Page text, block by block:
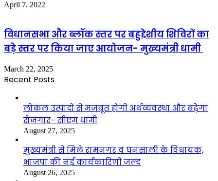
April 7, 2022
विधानसभा और ब्लॉक स्तर पर बहुद्देशीय शिविरों का
बड़े स्तर पर किया जाए आयोजन- मुख्यमंत्री धामी
March 22, 2025
Recent Posts
लोकल उत्पादों से मजबूत होगी अर्थव्यवस्था और बढ़ेगा
रोजगार- सीएम धामी
August 27, 2025
मुख्यमंत्री से मिले रामनगर व घनसाली के विधायक,
भाजपा की नई कार्यकारिणी जल्द
August 26, 2025